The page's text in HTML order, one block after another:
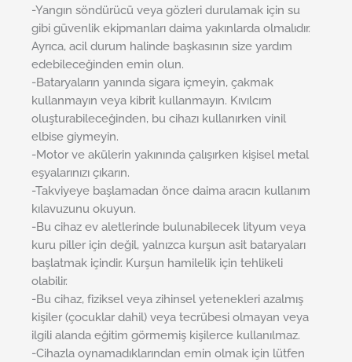
-Yangın söndürücü veya gözleri durulamak için su
gibi güvenlik ekipmanları daima yakınlarda olmalıdır.
Ayrıca, acil durum halinde başkasının size yardım
edebileceğinden emin olun.
-Bataryaların yanında sigara içmeyin, çakmak
kullanmayın veya kibrit kullanmayın. Kıvılcım
oluşturabileceğinden, bu cihazı kullanırken vinil
elbise giymeyin.
-Motor ve akülerin yakınında çalışırken kişisel metal
eşyalarınızı çıkarın.
-Takviyeye başlamadan önce daima aracın kullanım
kılavuzunu okuyun.
-Bu cihaz ev aletlerinde bulunabilecek lityum veya
kuru piller için değil, yalnızca kurşun asit bataryaları
başlatmak içindir. Kurşun hamilelik için tehlikeli
olabilir.
-Bu cihaz, fiziksel veya zihinsel yetenekleri azalmış
kişiler (çocuklar dahil) veya tecrübesi olmayan veya
ilgili alanda eğitim görmemiş kişilerce kullanılmaz.
-Cihazla oynamadıklarından emin olmak için lütfen